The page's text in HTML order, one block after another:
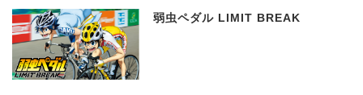
弱虫ペダル LIMIT BREAK